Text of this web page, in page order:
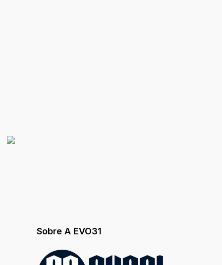
Sobre A EVO31